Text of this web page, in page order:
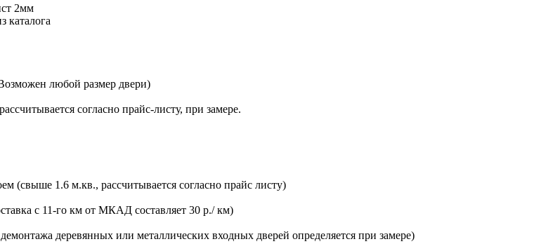
2мм
каталога
любой размер двери)
согласно прайс-листу, при замере.
(свыше 1.6 м.кв., рассчитывается согласно прайс листу)
с 11-го км от МКАД составляет 30 р./ км)
деревянных или металлических входных дверей определяется при замере)